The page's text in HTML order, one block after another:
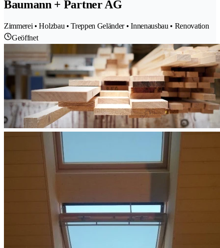
Baumann + Partner AG
Zimmerei • Holzbau • Treppen Geländer • Innenausbau • Renovation
Geöffnet